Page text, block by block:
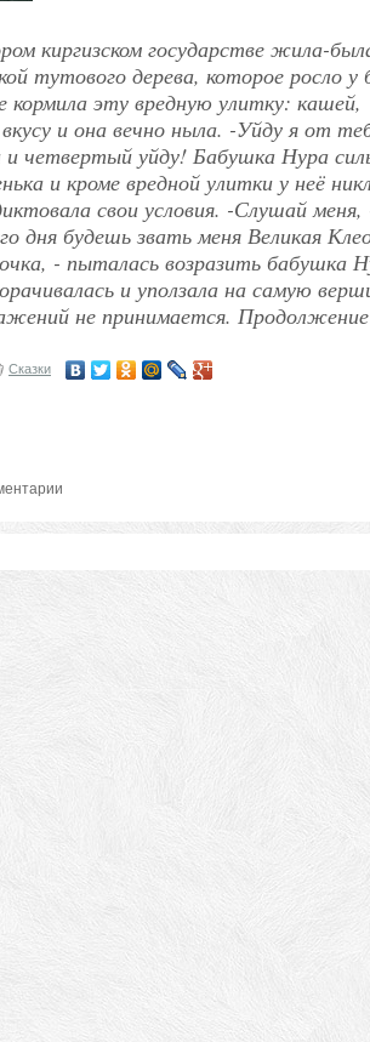
киргизском государстве жила-
тутового дерева, которое росло у
эту вредную улитку: кашей,
и она вечно ныла. -Уйду я от
и четвертый уйду! Бабушка Нура
и кроме вредной улитки у неё
свои условия. -Слушай меня,
дня будешь звать меня Великая
- пыталась возразить бабушка
и уползала на самую
не принимается.
Сказки